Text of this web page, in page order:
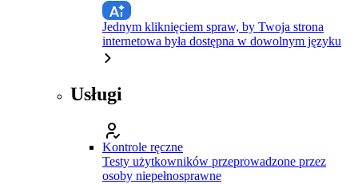
Jednym kliknięciem spraw, by Twoja strona
internetowa była dostępna w dowolnym języku
Usługi
Kontrole ręczne
Testy użytkowników przeprowadzone przez
osoby niepełnosprawne